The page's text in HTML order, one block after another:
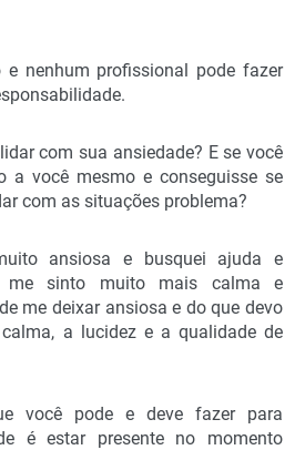
e nenhum profissional pode fazer
com sua ansiedade? E se você
a você mesmo e conseguisse se
com as situações problema?
ansiosa e busquei ajuda e
me sinto muito mais calma e
me deixar ansiosa e do que devo
a lucidez e a qualidade de
você pode e deve fazer para
é estar presente no momento